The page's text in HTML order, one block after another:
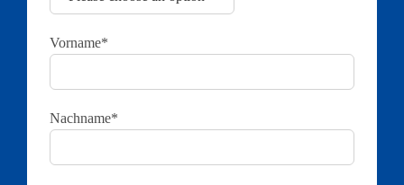
Vorname*
Nachname*